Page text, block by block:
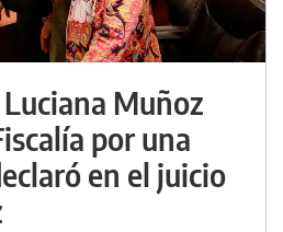
Muñoz
por una
en el juicio